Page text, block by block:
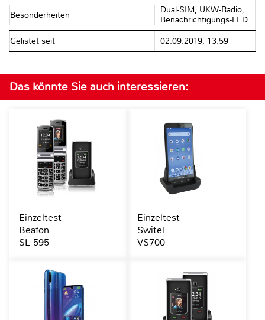
Besonderheiten
Dual-SIM, UKW-Radio,
Benachrichtigungs-LED
Gelistet seit 02.09.2019, 13:59
Das könnte Sie auch interessieren:
Einzeltest
Beafon
SL 595
Einzeltest
Switel
VS700